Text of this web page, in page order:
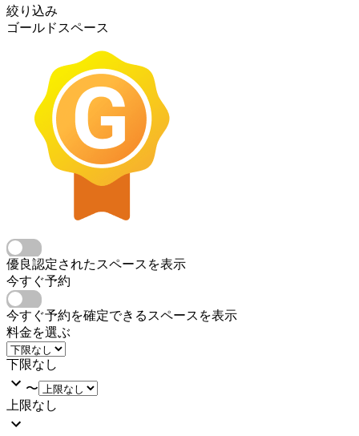
絞り込み
ゴールドスペース
優良認定されたスペースを表示
今すぐ予約
今すぐ予約を確定できるスペースを表示
料金を選ぶ
下限なし
〜
上限なし